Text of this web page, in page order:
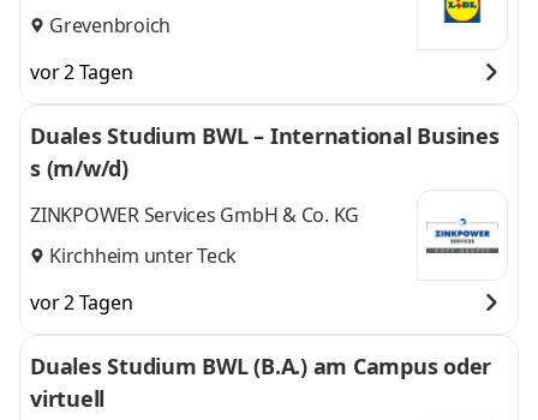
Grevenbroich
vor 2 Tagen
Duales Studium BWL – International Busines
s (m/w/d)
ZINKPOWER Services GmbH & Co. KG
Kirchheim unter Teck
vor 2 Tagen
Duales Studium BWL (B.A.) am Campus oder
virtuell